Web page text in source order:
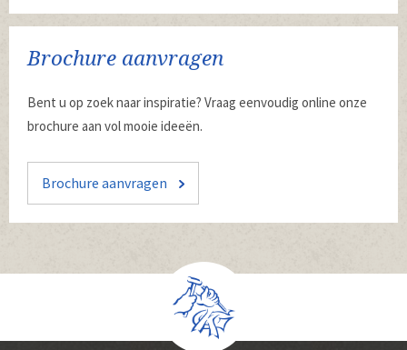
Brochure aanvragen
Bent u op zoek naar inspiratie? Vraag eenvoudig online onze
brochure aan vol mooie ideeën.
Brochure aanvragen